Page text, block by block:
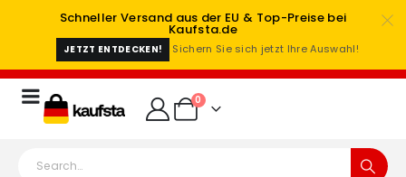
Schneller Versand aus der EU & Top-Preise bei
Kaufsta.de
JETZT ENTDECKEN! Sichern Sie sich jetzt Ihre Auswahl!
0